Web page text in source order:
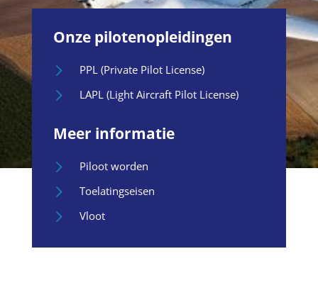
Onze pilotenopleidingen
5 PPL (Private Pilot License)
5 LAPL (Light Aircraft Pilot License)
Meer informatie
5 Piloot worden
5 Toelatingseisen
5 Vloot